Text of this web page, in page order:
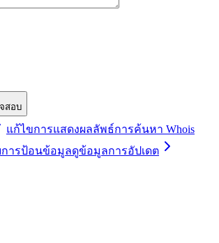
สอบ
แก้ไขการแสดงผลลัพธ์การค้นหา Whois
ารป้อนข้อมูลดูข้อมูลการอัปเดต